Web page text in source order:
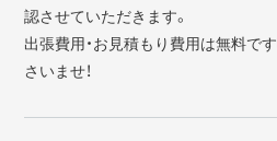
認させていただきます。
出張費用・お見積もり費用は無料で
さいませ！